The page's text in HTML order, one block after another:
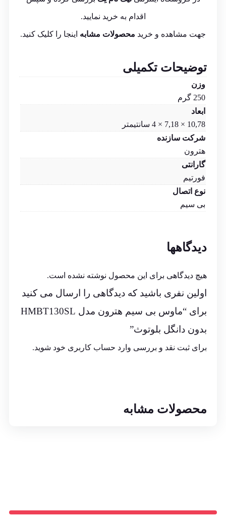
اقدام به خرید نمایید.
جهت مشاهده و خرید محصولات مشابه اینجا را کلیک کنید.
توضیحات تکمیلی
وزن
250 گرم
ابعاد
10,78 × 7,18 × 4 سانتیمتر
شرکت سازنده
هترون
گارانتی
فورتیم
نوع اتصال
بی سیم
دیدگاهها
هیچ دیدگاهی برای این محصول نوشته نشده است.
اولین نفری باشید که دیدگاهی را ارسال می کنید
برای “ماوس بی سیم هترون مدل HMBT130SL
بدون دانگل بلوتوث”
برای ثبت نقد و بررسی وارد حساب کاربری خود شوید.
محصولات مشابه